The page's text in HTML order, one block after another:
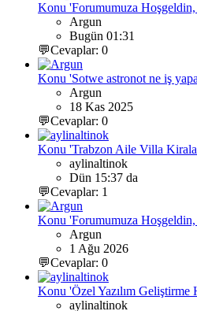
Konu 'Forumumuza Hoşgeldin,
Argun
Bugün 01:31
💬Cevaplar: 0
Konu 'Sotwe astronot ne iş
Argun
18 Kas 2025
💬Cevaplar: 0
Konu 'Trabzon Aile Villa
aylinaltinok
Dün 15:37 da
💬Cevaplar: 1
Konu 'Forumumuza Hoşgeldin,
Argun
1 Ağu 2026
💬Cevaplar: 0
Konu 'Özel Yazılım Geliştirme
aylinaltinok